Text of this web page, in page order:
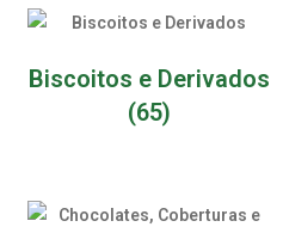
Biscoitos e Derivados
(65)